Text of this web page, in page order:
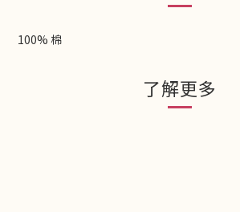
100% 棉
了解更多